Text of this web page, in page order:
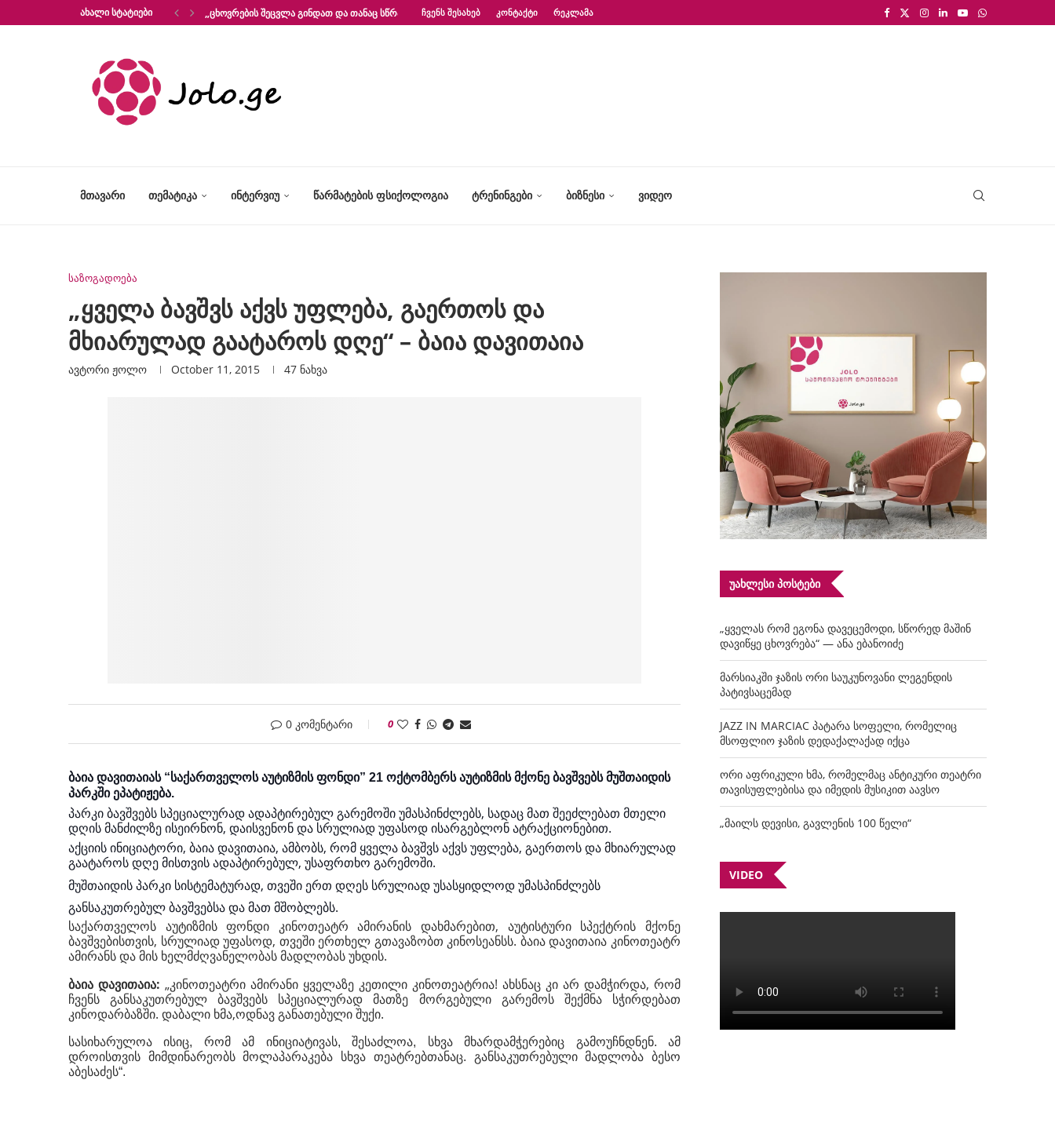
ᲐᲮᲐᲚᲘ ᲡᲢᲐᲢᲘᲔᲑᲘ „ᲪᲮᲝᲕᲠᲔᲑᲘᲡ ᲨᲔᲪᲕᲚᲐ ᲒᲘᲜᲓᲐᲗ ᲓᲐ ᲗᲐᲜᲐᲪ ᲡᲬᲠᲐᲤᲐᲓ?“ – ᲤᲡᲘᲥᲝᲚᲝᲒᲘᲡ...
ᲩᲕᲔᲜᲡ ᲨᲔᲡᲐᲮᲔᲑ ᲙᲝᲜᲢᲐᲥᲢᲘ ᲠᲔᲙᲚᲐᲛᲐ
ᲛᲗᲐᲕᲐᲠᲘ ᲗᲔᲛᲐᲢᲘᲙᲐ ᲘᲜᲢᲔᲠᲕᲘᲣ ᲬᲐᲠᲛᲐᲢᲔᲑᲘᲡ ᲤᲡᲘᲥᲝᲚᲝᲒᲘᲐ ᲢᲠᲔᲜᲘᲜᲒᲔᲑᲘ ᲑᲘᲖᲜᲔᲡᲘ ᲕᲘᲓᲔᲝ
საზოგადოება
„ყველა ბავშვს აქვს უფლება, გაერთოს და
მხიარულად გაატაროს დღე“ – ბაია დავითაია
ავტორი Ჟოლო October 11, 2015 47 ნახვა
0 კომენტარი 0
ბაია დავითაიას “საქართველოს აუტიზმის ფონდი” 21 ოქტომბერს აუტიზმის მქონე ბავშვებს მუშთაიდის
პარკში ეპატიჟება.
პარკი ბავშვებს სპეციალურად ადაპტირებულ გარემოში უმასპინძლებს, სადაც მათ შეეძლებათ მთელი
დღის მანძილზე ისეირნონ, დაისვენონ და სრულიად უფასოდ ისარგებლონ ატრაქციონებით.
აქციის ინიციატორი, ბაია დავითაია, ამბობს, რომ ყველა ბავშვს აქვს უფლება, გაერთოს და მხიარულად
გაატაროს დღე მისთვის ადაპტირებულ, უსაფრთხო გარემოში.
მუშთაიდის პარკი სისტემატურად, თვეში ერთ დღეს სრულიად უსასყიდლოდ უმასპინძლებს
განსაკუთრებულ ბავშვებსა და მათ მშობლებს.
საქართველოს აუტიზმის ფონდი კინოთეატრ ამირანის დახმარებით, აუტისტური სპექტრის მქონე
ბავშვებისთვის, სრულიად უფასოდ, თვეში ერთხელ გთავაზობთ კინოსეანსს. ბაია დავითაია კინოთეატრ
ამირანს და მის ხელმძღვანელობას მადლობას უხდის.
ბაია დავითაია: „კინოთეატრი ამირანი ყველაზე კეთილი კინოთეატრია! ახსნაც კი არ დამჭირდა, რომ
ჩვენს განსაკუთრებულ ბავშვებს სპეციალურად მათზე მორგებული გარემოს შექმნა სჭირდებათ
კინოდარბაზში. დაბალი ხმა,ოდნავ განათებული შუქი.
სასიხარულოა ისიც, რომ ამ ინიციატივას, შესაძლოა, სხვა მხარდამჭერებიც გამოუჩნდნენ. ამ
დროისთვის მიმდინარეობს მოლაპარაკება სხვა თეატრებთანაც. განსაკუთრებული მადლობა ბესო
აბესაძეს“.
ᲣᲐᲮᲚᲔᲡᲘ ᲞᲝᲡᲢᲔᲑᲘ
„ყველას რომ ეგონა დავეცემოდი, სწორედ მაშინ
დავიწყე ცხოვრება“ — ანა ებანოიძე
მარსიაკში ჯაზის ორი საუკუნოვანი ლეგენდის
პატივსაცემად
JAZZ IN MARCIAC პატარა სოფელი, რომელიც
მსოფლიო ჯაზის დედაქალაქად იქცა
ორი აფრიკული ხმა, რომელმაც ანტიკური თეატრი
თავისუფლებისა და იმედის მუსიკით აავსო
„მაილს დევისი, გავლენის 100 წელი“
VIDEO